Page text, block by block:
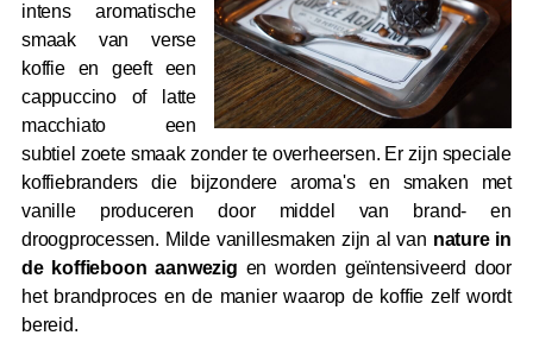
intens aromatische
smaak van verse
koffie en geeft een
cappuccino of latte
macchiato een
subtiel zoete smaak zonder te overheersen. Er zijn speciale
koffiebranders die bijzondere aroma's en smaken met
vanille produceren door middel van brand- en
droogprocessen. Milde vanillesmaken zijn al van nature in
de koffieboon aanwezig en worden geïntensiveerd door
het brandproces en de manier waarop de koffie zelf wordt
bereid.